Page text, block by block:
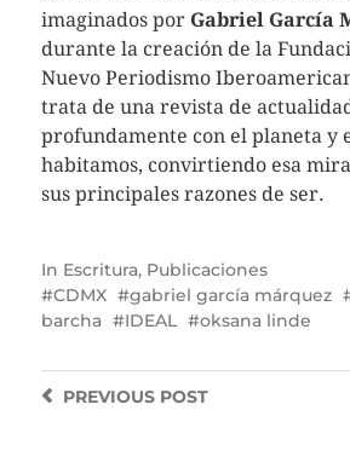
imaginados por Gabriel García
durante la creación de la
Nuevo Periodismo
trata de una revista de
profundamente con el planeta y
habitamos, convirtiendo esa
sus principales razones de ser.
In Escritura, Publicaciones
CDMX
gabriel garcía márquez
barcha
IDEAL oksana linde
PREVIOUSPOST